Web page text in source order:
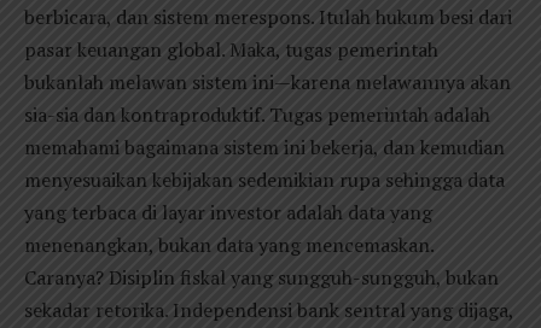
berbicara, dan sistem merespons. Itulah hukum besi dari
pasar keuangan global. Maka, tugas pemerintah
bukanlah melawan sistem ini—karena melawannya akan
sia-sia dan kontraproduktif. Tugas pemerintah adalah
memahami bagaimana sistem ini bekerja, dan kemudian
menyesuaikan kebijakan sedemikian rupa sehingga data
yang terbaca di layar investor adalah data yang
menenangkan, bukan data yang mencemaskan.
Caranya? Disiplin fiskal yang sungguh-sungguh, bukan
sekadar retorika. Independensi bank sentral yang dijaga,